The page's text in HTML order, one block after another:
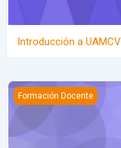
Introducción a
Información y
Formación Docente